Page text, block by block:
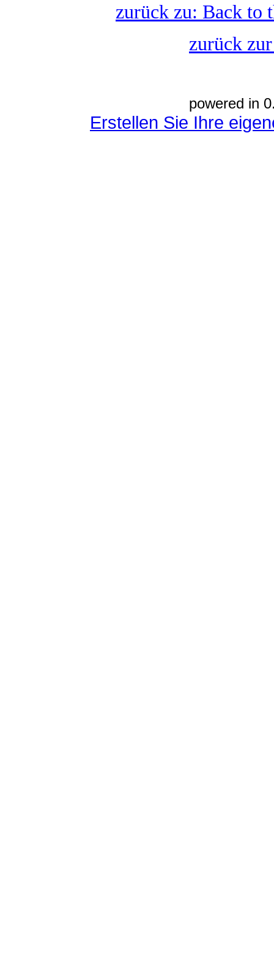
zurück zu: Back to
zurück
powered in
Erstellen Sie Ihre